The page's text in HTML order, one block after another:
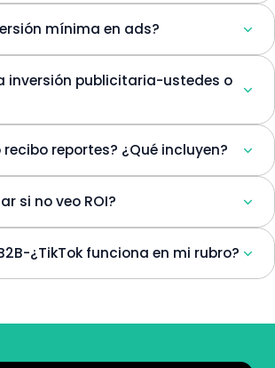
mínima en ads?
inversión publicitaria-ustedes o
reportes? ¿Qué incluyen?
si no veo ROI?
¿TikTok funciona en mi rubro?